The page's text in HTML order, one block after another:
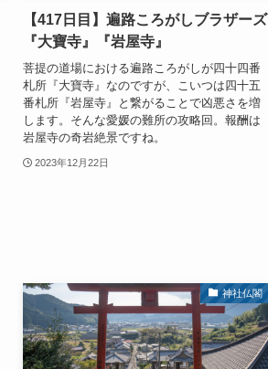
【417日目】遍路ころがしブラザーズ
『大寶寺』『岩屋寺』
菩提の道場における遍路ころがしが四十四番
札所『大寶寺』なのですが、こいつは四十五
番札所『岩屋寺』と繋がることで凶悪さを増
します。そんな愛媛の難所の攻略回。報酬は
岩屋寺の奇岩絶景ですね。
2023年12月22日
神社仏閣